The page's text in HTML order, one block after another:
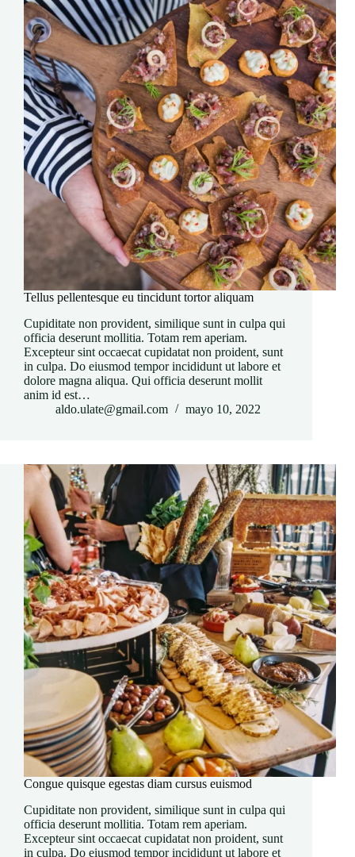
Tellus pellentesque eu tincidunt tortor aliquam
Cupiditate non provident, similique sunt in culpa qui
officia deserunt mollitia. Totam rem aperiam.
Excepteur sint occaecat cupidatat non proident, sunt
in culpa. Do eiusmod tempor incididunt ut labore et
dolore magna aliqua. Qui officia deserunt mollit
anim id est…
aldo.ulate@gmail.com
mayo 10, 2022
Congue quisque egestas diam cursus euismod
Cupiditate non provident, similique sunt in culpa qui
officia deserunt mollitia. Totam rem aperiam.
Excepteur sint occaecat cupidatat non proident, sunt
in culpa. Do eiusmod tempor incididunt ut labore et